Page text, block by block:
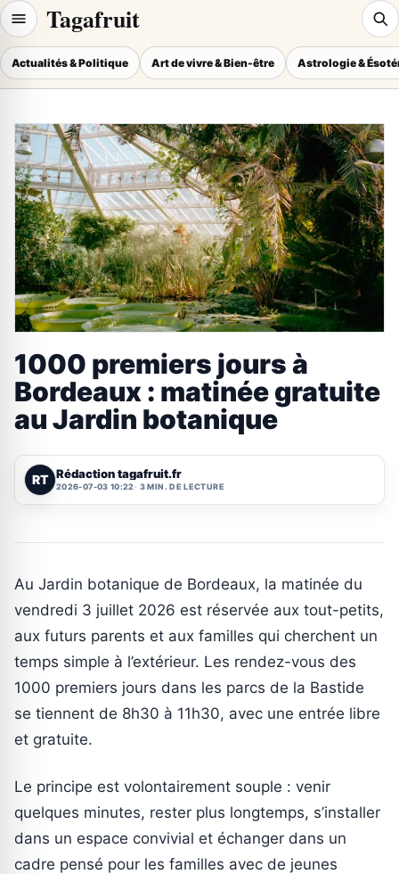
Tagafruit
Actualités & Politique Art de vivre & Bien-être Astrologie &
1000 premiers jours à
Bordeaux : matinée gratuite
au Jardin botanique
RT Rédaction tagafruit.fr
2026-07-03 10:22 3 MIN. DE LECTURE
Au Jardin botanique de Bordeaux, la matinée du
vendredi 3 juillet 2026 est réservée aux tout-petits,
aux futurs parents et aux familles qui cherchent un
temps simple à l’extérieur. Les rendez-vous des
1000 premiers jours dans les parcs de la Bastide
se tiennent de 8h30 à 11h30, avec une entrée libre
et gratuite.
Le principe est volontairement souple : venir
quelques minutes, rester plus longtemps, s’installer
dans un espace convivial et échanger dans un
cadre pensé pour les familles avec de jeunes